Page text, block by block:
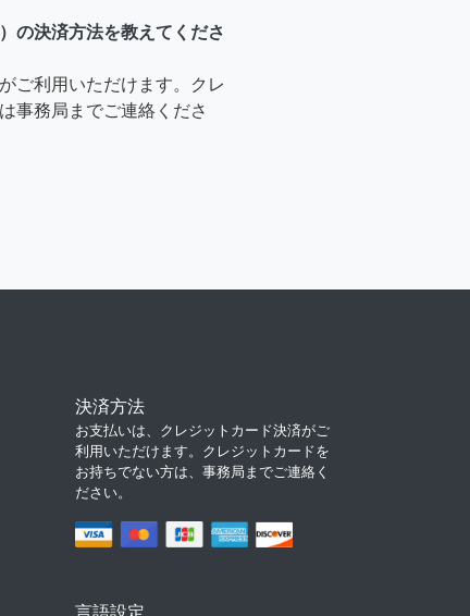
の決済方法を教えてくださ
ご利用いただけます。クレ
事務局までご連絡くださ
決済方法
お支払いは、クレジットカード決済がご
利用いただけます。クレジットカードを
お持ちでない方は、事務局までご連絡く
ださい。
言語設定